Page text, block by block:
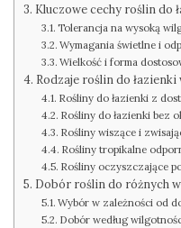
Kluczowe cechy roślin do
Tolerancja na wysoką
Wymagania świetlne i
Wielkość i forma
Rodzaje roślin do
Rośliny do łazienki z
Rośliny do łazienki bez
Rośliny wiszące i
Rośliny tropikalne
Rośliny oczyszczające
Dobór roślin do różnych
Wybór w zależności od
Dobór według